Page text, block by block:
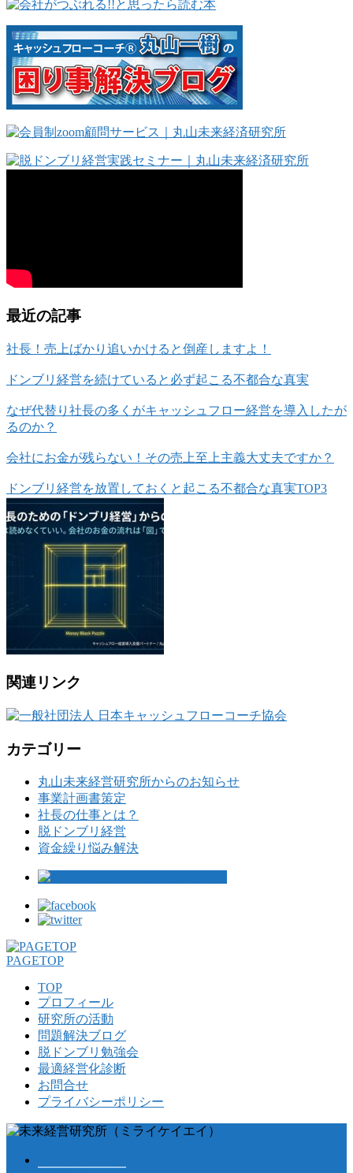
最近の記事
社長！売上ばかり追いかけると倒産しますよ！
ドンブリ経営を続けていると必ず起こる不都合な真実
なぜ代替り社長の多くがキャッシュフロー経営を導入したが
るのか？
会社にお金が残らない！その売上至上主義大丈夫ですか？
ドンブリ経営を放置しておくと起こる不都合な真実TOP3
関連リンク
カテゴリー
丸山未来経営研究所からのお知らせ
事業計画書策定
社長の仕事とは？
脱ドンブリ経営
資金繰り悩み解決
PAGETOP
TOP
プロフィール
研究所の活動
問題解決ブログ
脱ドンブリ勉強会
最適経営化診断
お問合せ
プライバシーポリシー